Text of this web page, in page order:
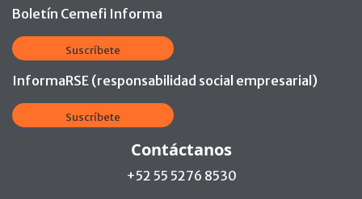
Boletín Cemefi Informa
Suscríbete
InformaRSE (responsabilidad social empresarial)
Suscríbete
Contáctanos
+52 55 5276 8530